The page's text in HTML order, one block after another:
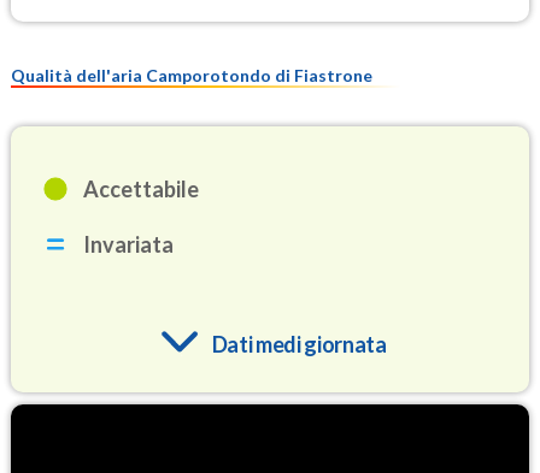
Qualità dell'aria Camporotondo di Fiastrone
Accettabile
Invariata
Dati medi giornata